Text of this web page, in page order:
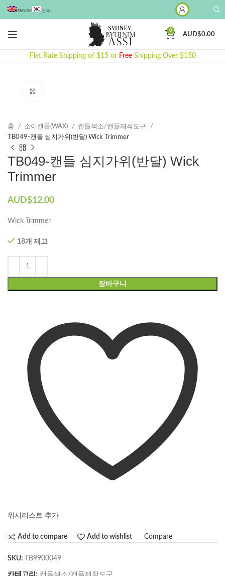
ENGLISH 한국어
0
AUD$0.00
Flat Rate Shipping of $15 or Free Shipping Over $150
홈 소이캔들(WAX)
캔들색소/캔들제작도구
TB049-캔들 심지가위(반달) Wick Trimmer
TB049-캔들 심지가위(반달) Wick
Trimmer
AUD$12.00
Wick Trimmer
18개 재고
장바구니
위시리스트 추가
Add to compare Add to wishlist Compare
SKU: TB9900049
카테고리: 캔들색소/캔들제작도구